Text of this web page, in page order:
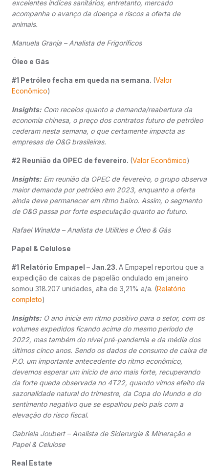
excelentes índices sanitários, entretanto, mercado
acompanha o avanço da doença e riscos a oferta de
animais.
Manuela Granja – Analista de Frigoríficos
Óleo e Gás
#1 Petróleo fecha em queda na semana. (Valor
Econômico)
Insights: Com receios quanto a demanda/reabertura da
economia chinesa, o preço dos contratos futuro de petróleo
cederam nesta semana, o que certamente impacta as
empresas de O&G brasileiras.
#2 Reunião da OPEC de fevereiro. (Valor Econômico)
Insights: Em reunião da OPEC de fevereiro, o grupo observa
maior demanda por petróleo em 2023, enquanto a oferta
ainda deve permanecer em ritmo baixo. Assim, o segmento
de O&G passa por forte especulação quanto ao futuro.
Rafael Winalda – Analista de Utilities e Óleo & Gás
Papel & Celulose
#1 Relatório Empapel – Jan.23. A Empapel reportou que a
expedição de caixas de papelão ondulado em janeiro
somou 318.207 unidades, alta de 3,21% a/a. (Relatório
completo)
Insights: O ano inicia em ritmo positivo para o setor, com os
volumes expedidos ficando acima do mesmo período de
2022, mas também do nível pré-pandemia e da média dos
últimos cinco anos. Sendo os dados de consumo de caixa de
P.O. um importante antecedente do ritmo econômico,
devemos esperar um início de ano mais forte, recuperando
da forte queda observada no 4T22, quando vimos efeito da
sazonalidade natural do trimestre, da Copa do Mundo e do
sentimento negativo que se espalhou pelo país com a
elevação do risco fiscal.
Gabriela Joubert – Analista de Siderurgia & Mineração e
Papel & Celulose
Real Estate